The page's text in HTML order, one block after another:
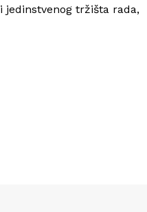
jedinstvenog tržišta rada,